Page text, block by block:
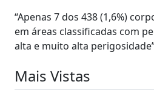
“Apenas 7 dos 438 (1,6%)
em áreas classificadas com
alta e muito alta
Mais Vistas